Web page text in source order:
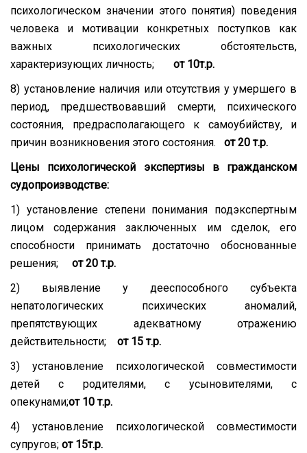
психологическом значении этого понятия) поведения
человека и мотивации конкретных поступков как
важных психологических обстоятельств,
характеризующих личность;
от 10т.р.
8) установление наличия или отсутствия у умершего в
период, предшествовавший смерти, психического
состояния, предрасполагающего к самоубийству, и
причин возникновения этого состояния. от 20 т.р.
Цены психологической экспертизы в гражданском
судопроизводстве:
1) установление степени понимания подэкспертным
лицом содержания заключенных им сделок, его
способности принимать достаточно обоснованные
решения; от 20 т.р.
2) выявление у дееспособного субъекта
непатологических психических аномалий,
препятствующих адекватному отражению
действительности; от 15 т.р.
3) установление психологической совместимости
детей с родителями, с усыновителями, с
опекунами;от 10 т.р.
4) установление психологической совместимости
супругов; от 15т.р.